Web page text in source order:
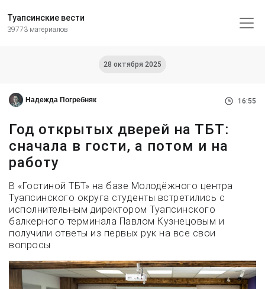
Туапсинские вести
39773 материалов
28 октября 2025
Надежда Погребняк 16:55
Год открытых дверей на ТБТ:
сначала в гости, а потом и на
работу
В «Гостиной ТБТ» на базе Молодёжного центра
Туапсинского округа студенты встретились с
исполнительным директором Туапсинского
балкерного терминала Павлом Кузнецовым и
получили ответы из первых рук на все свои
вопросы